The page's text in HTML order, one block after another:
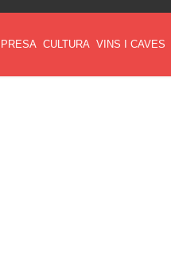
CULTURA VINS I CAVES